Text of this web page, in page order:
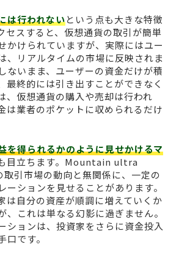
は行われないという点も大きな特徴
セスすると、仮想通貨の取引が簡単
かけられていますが、実際にはユー
、リアルタイムの市場に反映されま
ないまま、ユーザーの資金だけが積
最終的には引き出すことができなく
、仮想通貨の購入や売却は行われ
は業者のポケットに収められるだけ
を得られるかのように見せかけるマ
目立ちます。Mountain ultra
引市場の動向と無関係に、一定の
ーションを見せることがあります。
は自分の資産が順調に増えていくか
、これは単なる幻影に過ぎません。
ションは、投資家をさらに資金投入
口です。